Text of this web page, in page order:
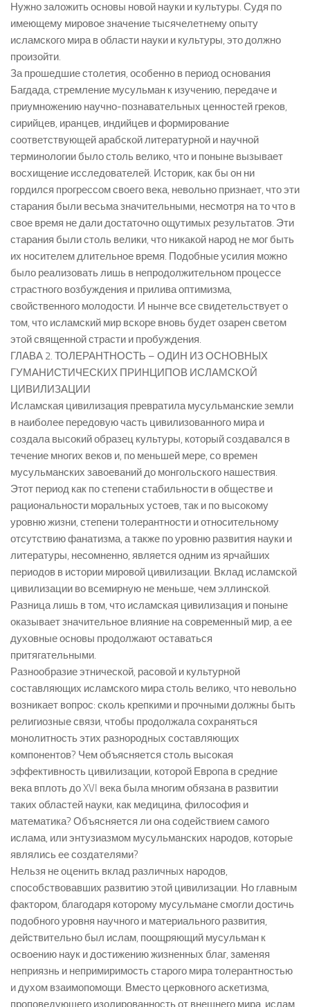
Нужно заложить основы новой науки и культуры. Судя по
имеющему мировое значение тысячелетнему опыту
исламского мира в области науки и культуры, это должно
произойти.
За прошедшие столетия, особенно в период основания
Багдада, стремление мусульман к изучению, передаче и
приумножению научно-познавательных ценностей греков,
сирийцев, иранцев, индийцев и формирование
соответствующей арабской литературной и научной
терминологии было столь велико, что и поныне вызывает
восхищение исследователей. Историк, как бы он ни
гордился прогрессом своего века, невольно признает, что эти
старания были весьма значительными, несмотря на то что в
свое время не дали достаточно ощутимых результатов. Эти
старания были столь велики, что никакой народ не мог быть
их носителем длительное время. Подобные усилия можно
было реализовать лишь в непродолжительном процессе
страстного возбуждения и прилива оптимизма,
свойственного молодости. И нынче все свидетельствует о
том, что исламский мир вскоре вновь будет озарен светом
этой священной страсти и пробуждения.
ГЛАВА 2. ТОЛЕРАНТНОСТЬ – ОДИН ИЗ ОСНОВНЫХ
ГУМАНИСТИЧЕСКИХ ПРИНЦИПОВ ИСЛАМСКОЙ
ЦИВИЛИЗАЦИИ
Исламская цивилизация превратила мусульманские земли
в наиболее передовую часть цивилизованного мира и
создала высокий образец культуры, который создавался в
течение многих веков и, по меньшей мере, со времен
мусульманских завоеваний до монгольского нашествия.
Этот период как по степени стабильности в обществе и
рациональности моральных устоев, так и по высокому
уровню жизни, степени толерантности и относительному
отсутствию фанатизма, а также по уровню развития науки и
литературы, несомненно, является одним из ярчайших
периодов в истории мировой цивилизации. Вклад исламской
цивилизации во всемирную не меньше, чем эллинской.
Разница лишь в том, что исламская цивилизация и поныне
оказывает значительное влияние на современный мир, а ее
духовные основы продолжают оставаться
притягательными.
Разнообразие этнической, расовой и культурной
составляющих исламского мира столь велико, что невольно
возникает вопрос: сколь крепкими и прочными должны быть
религиозные связи, чтобы продолжала сохраняться
монолитность этих разнородных составляющих
компонентов? Чем объясняется столь высокая
эффективность цивилизации, которой Европа в средние
века вплоть до XVI века была многим обязана в развитии
таких областей науки, как медицина, философия и
математика? Объясняется ли она содействием самого
ислама, или энтузиазмом мусульманских народов, которые
являлись ее создателями?
Нельзя не оценить вклад различных народов,
способствовавших развитию этой цивилизации. Но главным
фактором, благодаря которому мусульмане смогли достичь
подобного уровня научного и материального развития,
действительно был ислам, поощряющий мусульман к
освоению наук и достижению жизненных благ, заменяя
неприязнь и непримиримость старого мира толерантностью
и духом взаимопомощи. Вместо церковного аскетизма,
проповедующего изолированность от внешнего мира, ислам